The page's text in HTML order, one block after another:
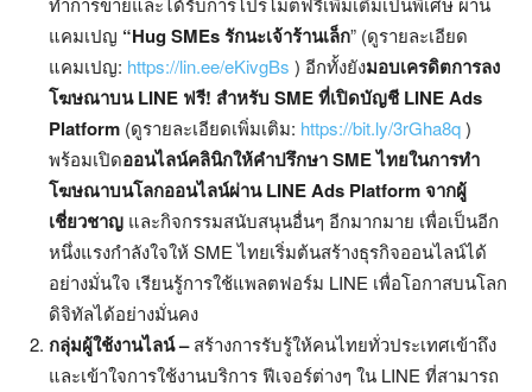
แคมเปญ “Hug SMEs รักนะเจ้าร้านเล็ก” (ดูรายละเอียด
แคมเปญ: https://lin.ee/eKivgBs ) อีกทั้งยังมอบเครดิตการลง
โฆษณาบนLINE ฟรี! สำหรับ SME ที่เปิดบัญชี LINE Ads
Platform (ดูรายละเอียดเพิ่มเติม: https://bit.ly/3rGha8q)
พร้อมเปิดออนไลน์คลินิกให้คำปรึกษาSME ไทยในการทำ
โฆษณาบนโลกออนไลน์ผ่าน LINE Ads Platform จากผู้
เชี่ยวชาญ และกิจกรรมสนับสนุนอื่นๆ อีกมากมาย เพื่อเป็นอีก
หนึ่งแรงกำลังใจให้ SME ไทยเริ่มต้นสร้างธุรกิจออนไลน์ได้
อย่างมั่นใจ เรียนรู้การใช้แพลตฟอร์ม LINE เพื่อโอกาสบนโลก
ดิจิทัลได้อย่างมั่นคง
กลุ่มผู้ใช้งานไลน์–สร้างการรับรู้ให้คนไทยทั่วประเทศเข้าถึง
และเข้าใจการใช้งานบริการ ฟีเจอร์ต่างๆ ใน LINE ที่สามารถ